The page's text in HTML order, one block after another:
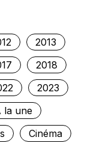
2013
2018
2023
la une
Cinéma